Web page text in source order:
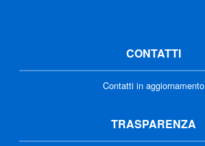
CONTATTI
Contatti in aggiornamento
TRASPARENZA